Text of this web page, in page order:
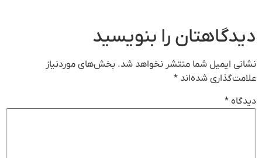
دیدگاهتان را بنویسید
نشانی ایمیل شما منتشر نخواهد شد. بخش‌های موردنیاز
علامت‌گذاری شده‌اند *
دیدگاه *